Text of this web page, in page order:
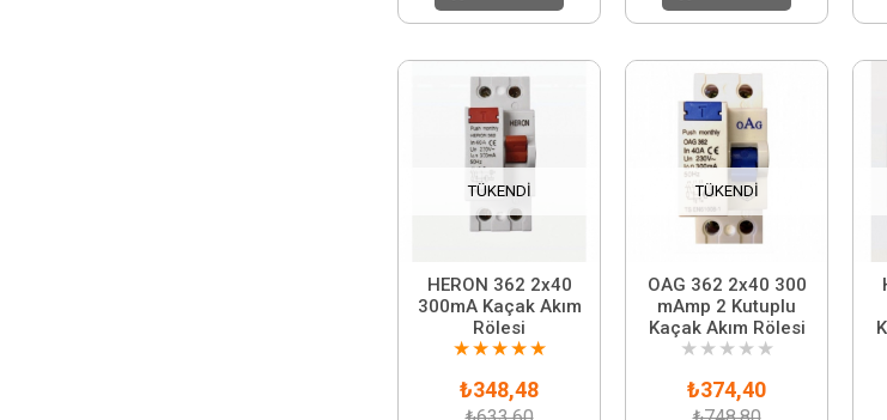
TÜKENDI
HERON 362 2x40
300mA Kaçak Akım
Rölesi
★★★★★
₺348,48
TÜKENDI
OAG 362 2x40 300
mAmp 2 Kutuplu
Kaçak Akım Rölesi
★ ★ ★ ★ ★
₺374,40